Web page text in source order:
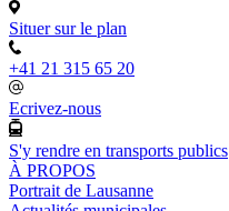
Situer sur le plan
+41 21 315 65 20
Ecrivez-nous
S'y rendre en transports publics
À PROPOS
Portrait de Lausanne